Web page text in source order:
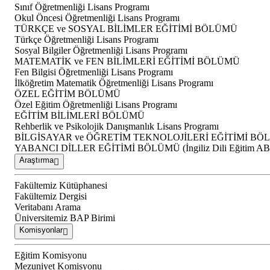
Sınıf Öğretmenliği Lisans Programı
Okul Öncesi Öğretmenliği Lisans Programı
TÜRKÇE ve SOSYAL BİLİMLER EĞİTİMİ BÖLÜMÜ
Türkçe Öğretmenliği Lisans Programı
Sosyal Bilgiler Öğretmenliği Lisans Programı
MATEMATİK ve FEN BİLİMLERİ EĞİTİMİ BÖLÜMÜ
Fen Bilgisi Öğretmenliği Lisans Programı
İlköğretim Matematik Öğretmenliği Lisans Programı
ÖZEL EĞİTİM BÖLÜMÜ
Özel Eğitim Öğretmenliği Lisans Programı
EĞİTİM BİLİMLERİ BÖLÜMÜ
Rehberlik ve Psikolojik Danışmanlık Lisans Programı
BİLGİSAYAR ve ÖĞRETİM TEKNOLOJİLERİ EĞİTİMİ
YABANCI DİLLER EĞİTİMİ BÖLÜMÜ (İngiliz Dili Eğitim
Araştırma
Fakültemiz Kütüphanesi
Fakültemiz Dergisi
Veritabanı Arama
Üniversitemiz BAP Birimi
Komisyonlar
Eğitim Komisyonu
Mezuniyet Komisyonu